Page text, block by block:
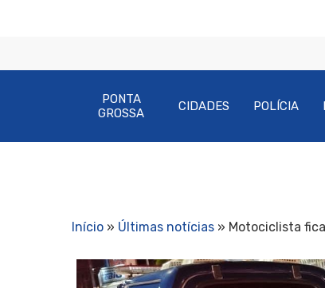
PONTA
GROSSA
CIDADES POLÍCIA
Início » Últimas notícias » Motociclista